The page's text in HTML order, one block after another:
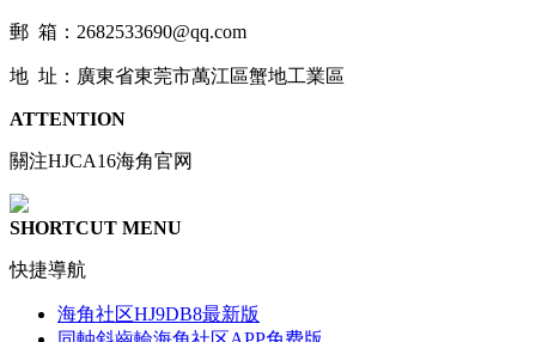
郵 箱：2682533690@qq.com
地 址：廣東省東莞市萬江區蟹地工業區
ATTENTION
關注HJCA16海角官网
SHORTCUT MENU
快捷導航
海角社区HJ9DB8最新版